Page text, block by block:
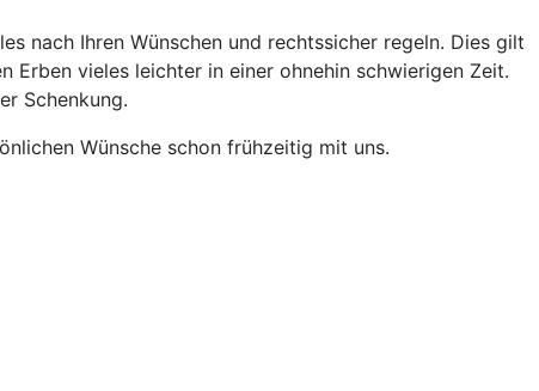
nach Ihren Wünschen und rechtssicher regeln. Dies gilt
Erben vieles leichter in einer ohnehin schwierigen Zeit.
Schenkung.
Wünsche schon frühzeitig mit uns.